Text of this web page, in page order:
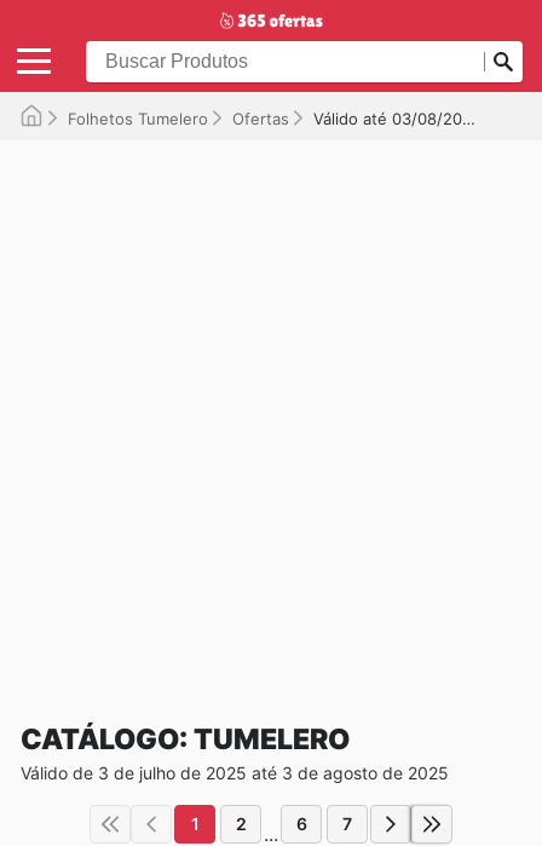
Folhetos Tumelero Ofertas Válido até 03/08/2025
CATÁLOGO: TUMELERO
Válido de 3 de julho de 2025 até 3 de agosto de 2025
1 2 ... 6 7